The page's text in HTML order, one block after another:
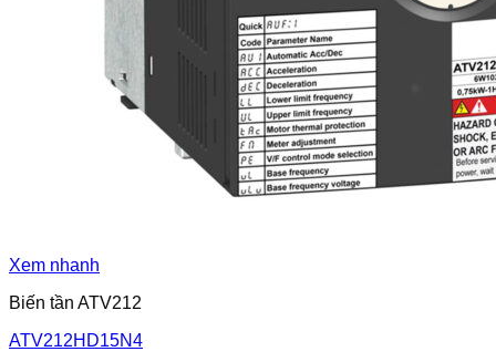
Xem nhanh
Biến tần ATV212
ATV212HD15N4